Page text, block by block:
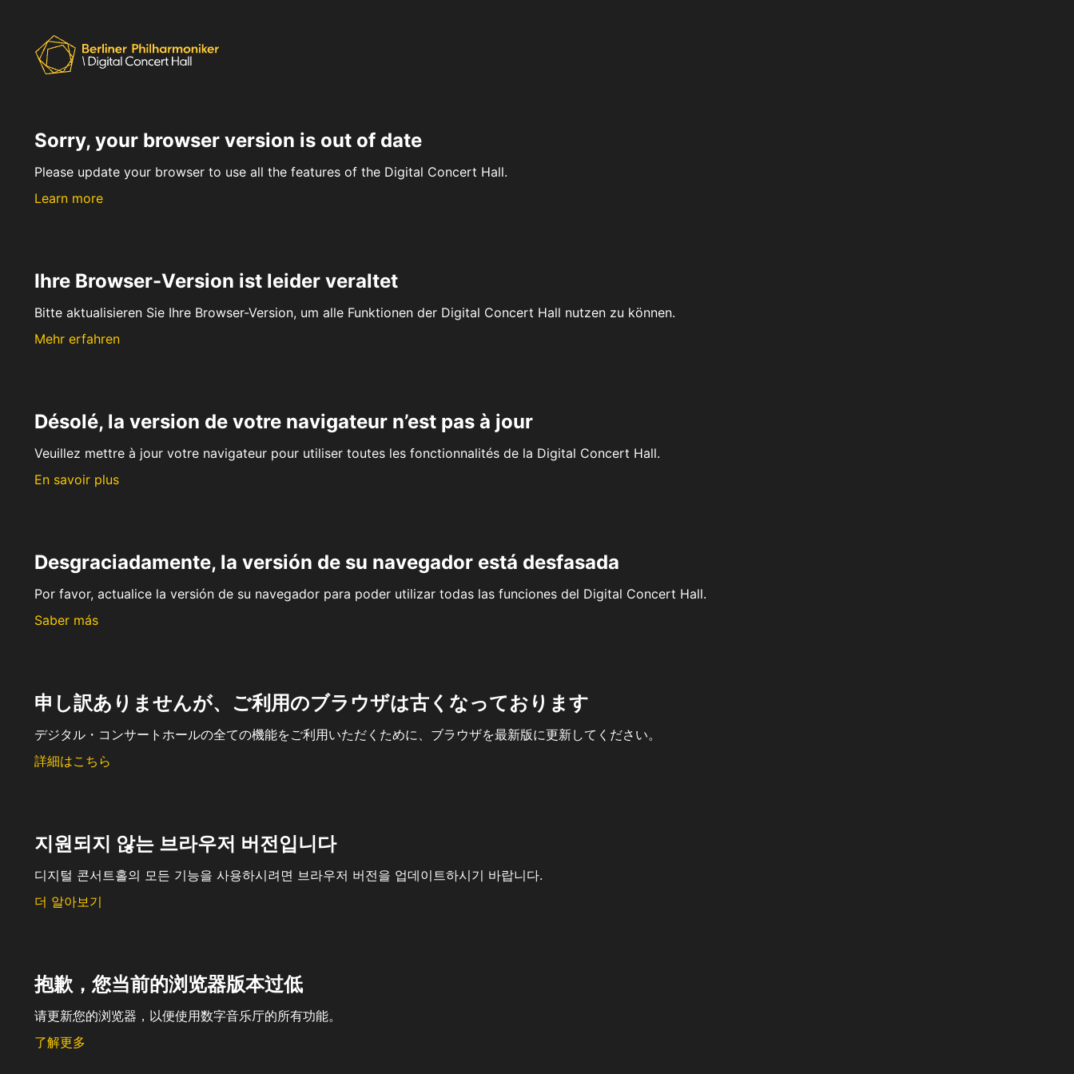
Sorry, your browser version is out of date
Please update your browser to use all the features of the Digital Concert Hall.
Learn more
Ihre Browser-Version ist leider veraltet
Bitte aktualisieren Sie Ihre Browser-Version, um alle Funktionen der Digital Concert Hall nutzen zu können.
Mehr erfahren
Désolé, la version de votre navigateur n’est pas à jour
Veuillez mettre à jour votre navigateur pour utiliser toutes les fonctionnalités de la Digital Concert Hall.
En savoir plus
Desgraciadamente, la versión de su navegador está desfasada
Por favor, actualice la versión de su navegador para poder utilizar todas las funciones del Digital Concert Hall.
Saber más
申し訳ありませんが、ご利用のブラウザは古くなっております
デジタル・コンサートホールの全ての機能をご利用いただくために、ブラウザを最新版に更新してください。
詳細はこちら
지원되지 않는 브라우저 버전입니다
디지털 콘서트홀의 모든 기능을 사용하시려면 브라우저 버전을 업데이트하시기 바랍니다.
더 알아보기
抱歉，您当前的浏览器版本过低
请更新您的浏览器，以便使用数字音乐厅的所有功能。
了解更多